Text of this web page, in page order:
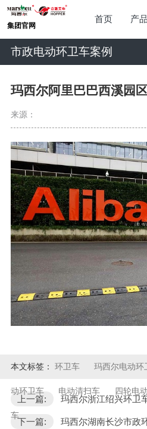
集团官网
首页 产品
市政电动环卫车案例
玛西尔阿里巴巴西溪园
来源：
本文标签： 环卫车 玛西尔电动环
动环卫车 电动清扫车 四轮电
车
上一篇: 玛西尔浙江绍兴环卫
下一篇: 玛西尔湖南长沙市政